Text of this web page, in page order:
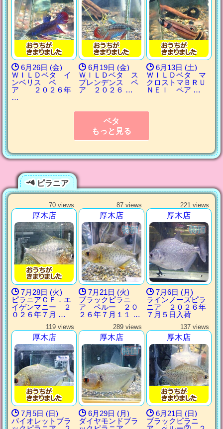
6月26日 (金)
ＷＩＬＤベタ イ
ンベリス ペ
ア ２０２６年
…
6月19日 (金)
ＷＩＬＤベタ ス
プレンデンス ペ
ア ２０２６ …
6月13日 (土)
ＷＩＬＤベタ マ
クロストマＢＲＵ
ＮＥＩ ペア …
ベタ
もっと見る
ピラニア
70 views
厚木店
7月28日 (火)
ピラニアＣＦ．エ
イゲンマニー ２
０２６年７月 …
87 views
厚木店
7月21日 (火)
ブラックピラニ
ア ペルー ２０
２６年７月１１ …
221 views
厚木店
7月6日 (月)
ラインノーズピラ
ニア ２０２６年
７月５日入荷
119 views
厚木店
7月5日 (日)
バイオレットブラ
289 views
厚木店
6月29日 (月)
ダイヤモンドブラ
137 views
厚木店
6月21日 (日)
ブラックピラニ